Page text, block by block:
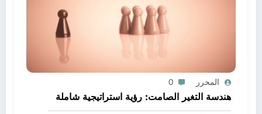
المحرر 0
هندسة التغير الصامت: رؤية استراتيجية شاملة